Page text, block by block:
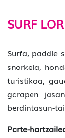
SURF
Surfa, paddle
snorkela,
turistikoa,
garapen
berdintasun-
Parte-